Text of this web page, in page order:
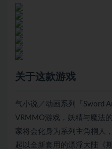
关于这款游戏
气小说／动画系列「Sword
VRMMO游戏，妖精与魔法
家将会化身为系列主角桐人
起以全新套用的漂浮大陆《